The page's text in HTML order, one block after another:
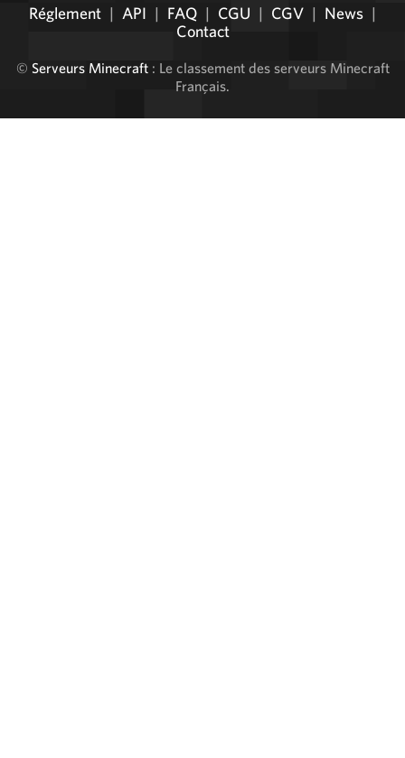
Réglement | API | FAQ | CGU | CGV | News |
Contact
© Serveurs Minecraft: Le classement des serveurs Minecraft
Français.